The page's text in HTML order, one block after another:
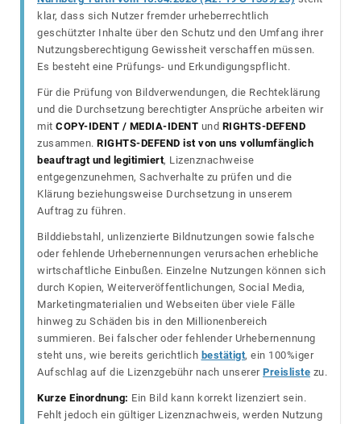
klar, dass sich Nutzer fremder urheberrechtlich
geschützter Inhalte über den Schutz und den Umfang ihrer
Nutzungsberechtigung Gewissheit verschaffen müssen.
Es besteht eine Prüfungs- und Erkundigungspflicht.
Für die Prüfung von Bildverwendungen, die Rechteklärung
und die Durchsetzung berechtigter Ansprüche arbeiten wir
mit COPY-IDENT / MEDIA-IDENT und RIGHTS-DEFEND
zusammen. RIGHTS-DEFEND ist von uns vollumfänglich
beauftragt und legitimiert, Lizenznachweise
entgegenzunehmen, Sachverhalte zu prüfen und die
Klärung beziehungsweise Durchsetzung in unserem
Auftrag zu führen.
Bilddiebstahl, unlizenzierte Bildnutzungen sowie falsche
oder fehlende Urhebernennungen verursachen erhebliche
wirtschaftliche Einbußen. Einzelne Nutzungen können sich
durch Kopien, Weiterveröffentlichungen, Social Media,
Marketingmaterialien und Webseiten über viele Fälle
hinweg zu Schäden bis in den Millionenbereich
summieren. Bei falscher oder fehlender Urhebernennung
steht uns, wie bereits gerichtlich bestätigt, ein 100%iger
Aufschlag auf die Lizenzgebühr nach unserer Preisliste zu.
Kurze Einordnung: Ein Bild kann korrekt lizenziert sein.
Fehlt jedoch ein gültiger Lizenznachweis, werden Nutzung